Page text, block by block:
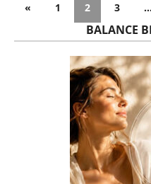
« 1 2 3 …
BALANCE